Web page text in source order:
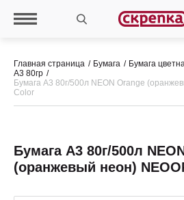
Главная страница Бумага
Бумага
А3 80гр
Бумага А3 80г/500л NEON Orange
Color
Бумага А3 80г/500л
(оранжевый неон)